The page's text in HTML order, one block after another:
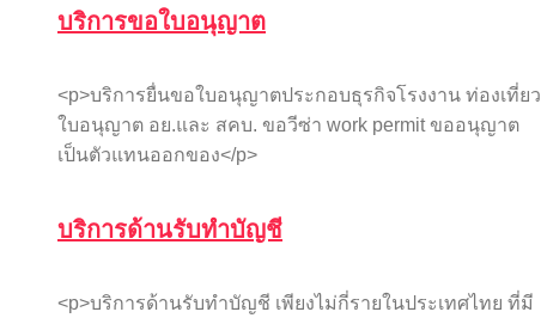
บริการขอใบอนุญาต
<p>บริการยื่นขอใบอนุญาตประกอบธุรกิจโรงงาน ท่องเที่ยว
ใบอนุญาต อย.และ สคบ. ขอวีซ่า work permit ขออนุญาต
เป็นตัวแทนออกของ</p>
บริการด้านรับทำบัญชี
<p>บริการด้านรับทำบัญชี เพียงไม่กี่รายในประเทศไทย ที่มี